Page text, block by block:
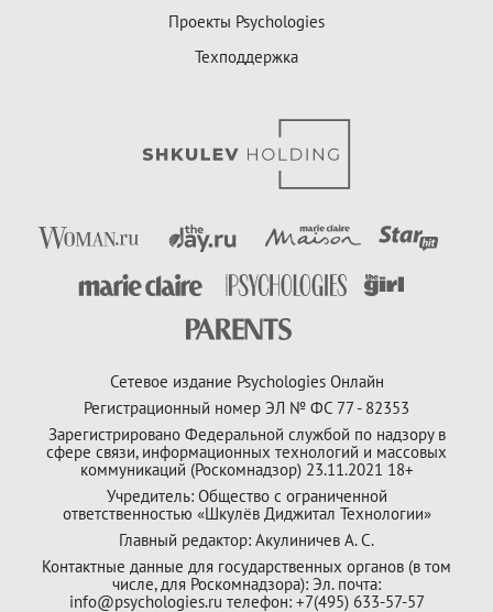
Проекты Psychologies
Техподдержка
Сетевое издание Psychologies Онлайн
Регистрационный номер ЭЛ № ФС 77 - 82353
Зарегистрировано Федеральной службой по надзору в
сфере связи, информационных технологий и массовых
коммуникаций (Роскомнадзор) 23.11.2021 18+
Учредитель: Общество с ограниченной
ответственностью «Шкулёв Диджитал Технологии»
Главный редактор: Акулиничев А. С.
Контактные данные для государственных органов (в том
числе, для Роскомнадзора): Эл. почта:
info@psychologies.ru телефон: +7(495) 633-57-57